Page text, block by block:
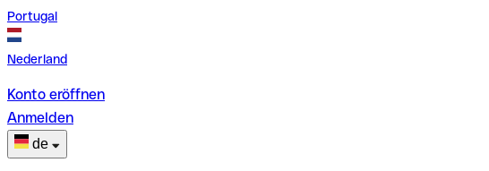
Portugal
Nederland
Konto eröffnen
Anmelden
de